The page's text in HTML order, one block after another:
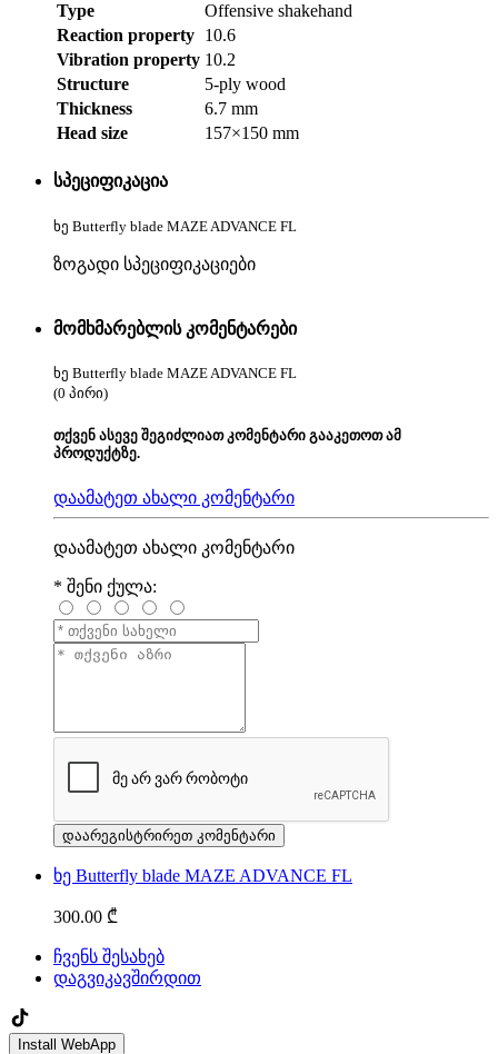
Type
Offensive shakehand
Reaction property 10.6
Vibration property 10.2
Structure
5-ply wood
Thickness
6.7 mm
Head size
157×150 mm
სპეციფიკაცია
ხე Butterfly blade MAZE ADVANCE FL
ზოგადი სპეციფიკაციები
მომხმარებლის კომენტარები
ხე Butterfly blade MAZE ADVANCE FL
(0 პირი)
თქვენ ასევე შეგიძლიათ კომენტარი გააკეთოთ ამ
პროდუქტზე.
დაამატეთ ახალი კომენტარი
დაამატეთ ახალი კომენტარი
* შენი ქულა:
ხე Butterfly blade MAZE ADVANCE FL
300.00 ₾
ჩვენს შესახებ
დაგვიკავშირდით
Install WebApp